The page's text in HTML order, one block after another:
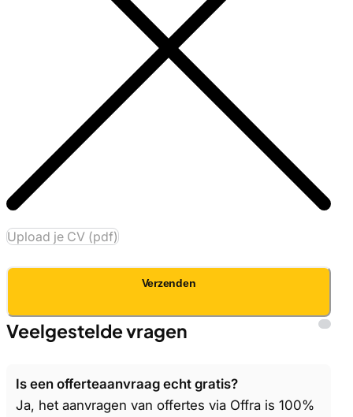
Upload je CV (pdf)
Verzenden
Veelgestelde vragen
Is een offerteaanvraag echt gratis?
Ja, het aanvragen van offertes via Offra is 100%